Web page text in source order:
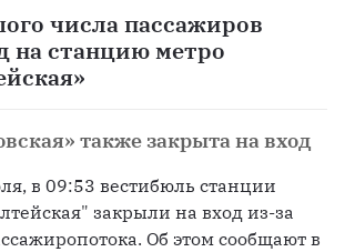
числа пассажиров
на станцию метро
также закрыта на вход
в 09:53 вестибюль станции
закрыли на вход из-за
Об этом сообщают в